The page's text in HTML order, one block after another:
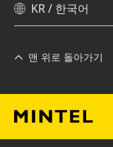
KR / 한국어
맨 위로 돌아가기